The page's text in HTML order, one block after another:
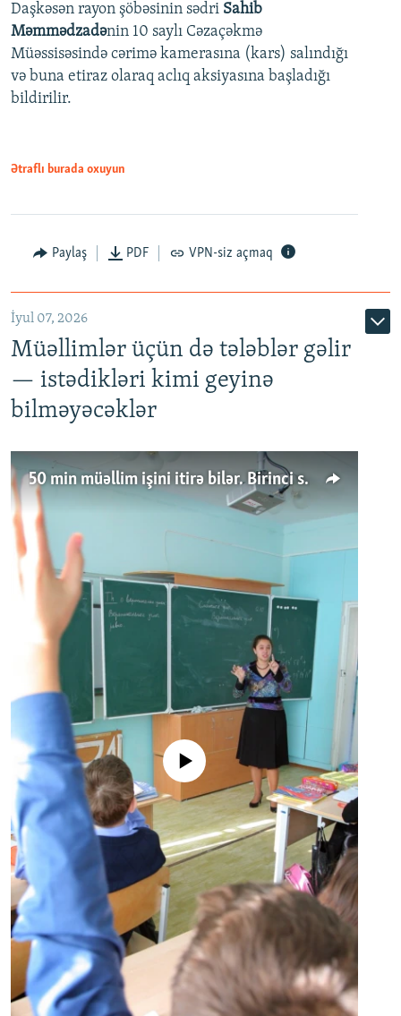
Auto 240p 360p
720p 1080p
720p
1080p
Daşkəsən rayon şöbəsinin sədri Sahib
Məmmədzadənin 10 saylı Cəzaçəkmə
Müəssisəsində cərimə kamerasına (kars) salındığı
və buna etiraz olaraq aclıq aksiyasına başladığı
bildirilir.
Ətraflı burada oxuyun
Paylaş PDF VPN-siz açmaq
İyul 07, 2026
Müəllimlər üçün də tələblər gəlir
— istədikləri kimi geyinə
bilməyəcəklər
50 min müəllim işini itirə bilər. Birinci sinfə gedənlər azalır
No media source currently available